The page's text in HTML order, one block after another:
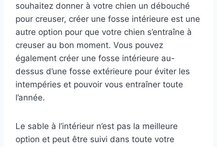
souhaitez donner à votre chien un débouché
pour creuser, créer une fosse intérieure est une
autre option pour que votre chien s’entraîne à
creuser au bon moment. Vous pouvez
également créer une fosse intérieure au-
dessus d’une fosse extérieure pour éviter les
intempéries et pouvoir vous entraîner toute
l’année.
Le sable à l’intérieur n’est pas la meilleure
option et peut être suivi dans toute votre